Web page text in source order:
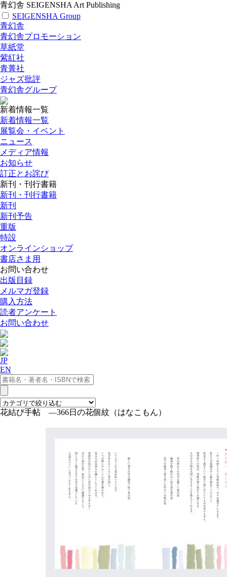
青幻舎 SEIGENSHA Art Publishing
SEIGENSHA Group
青幻舎
青幻舎プロモーション
草紙堂
紫紅社
青菁社
ジャズ批評
青幻舎グループ
新着情報一覧
新着情報一覧
展覧会・イベント
ニュース
メディア情報
お知らせ
訂正とお詫び
新刊・刊行書籍
新刊・刊行書籍
新刊
新刊予告
重版
特設
オンラインショップ
書店さま用
お問い合わせ
出版目録
メルマガ登録
購入方法
読者アンケート
お問い合わせ
JP
EN
花結び手帖 ―366日の花個紋（はなこもん）